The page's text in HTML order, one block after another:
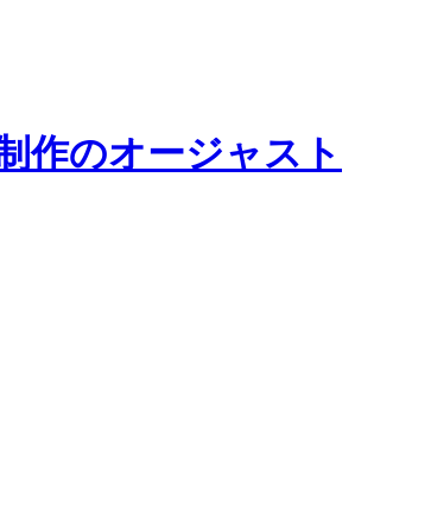
作のオージャスト